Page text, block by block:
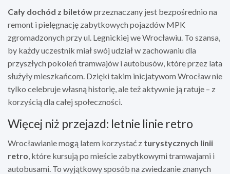
Cały dochód z biletówprzeznaczany jest bezpośrednio na
remont i pielęgnację zabytkowych pojazdów MPK
zgromadzonych przy ul. Legnickiej we Wrocławiu. To szansa,
by każdy uczestnik miał swój udział w zachowaniu dla
przyszłych pokoleń tramwajów i autobusów, które przez lata
służyły mieszkańcom. Dzięki takim inicjatywom Wrocław nie
tylko celebruje własną historię, ale też aktywnie ją ratuje – z
korzyścią dla całej społeczności.
Więcej niż przejazd: letnie linie retro
Wrocławianie mogą latem korzystać z turystycznych linii
retro, które kursują po mieście zabytkowymi tramwajami i
autobusami. To wyjątkowy sposób na zwiedzanie znanych